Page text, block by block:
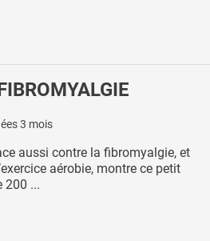
3 mois
aussi contre la fibromyalgie, et
aérobie, montre ce petit
200 ...